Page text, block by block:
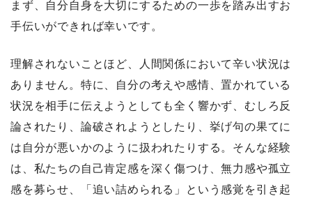
まず、自分自身を大切にするための一歩を踏み出すお
手伝いができれば幸いです。
理解されないことほど、人間関係において辛い状況は
ありません。特に、自分の考えや感情、置かれている
状況を相手に伝えようとしても全く響かず、むしろ反
論されたり、論破されようとしたり、挙げ句の果てに
は自分が悪いかのように扱われたりする。そんな経験
は、私たちの自己肯定感を深く傷つけ、無力感や孤立
感を募らせ、「追い詰められる」という感覚を引き起